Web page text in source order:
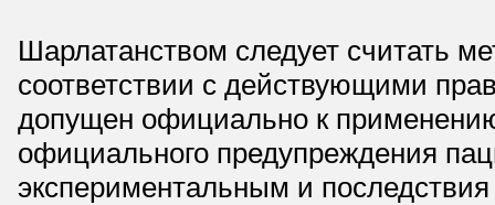
Шарлатанством следует считать
соответствии с действующими
допущен официально к
официального предупреждения
экспериментальным и